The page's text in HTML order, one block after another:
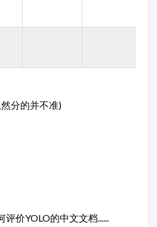
分的并不准)
价YOLO的中文文档......